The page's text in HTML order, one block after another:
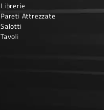
Librerie
Pareti Attrezzate
Salotti
Tavoli